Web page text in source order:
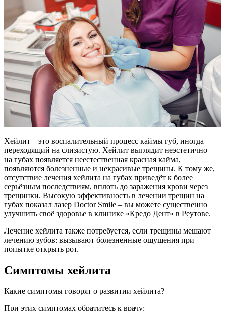
Хейлит – это воспалительный процесс каймы губ, иногда
переходящий на слизистую. Хейлит выглядит неэстетично –
на губах появляется неестественная красная кайма,
появляются болезненные и некрасивые трещины. К тому же,
отсутствие лечения хейлита на губах приведёт к более
серьёзным последствиям, вплоть до заражения крови через
трещинки. Высокую эффективность в лечении трещин на
губах показал лазер Doctor Smile – вы можете существенно
улучшить своё здоровье в клинике «Кредо Дент» в Реутове.
Лечение хейлита также потребуется, если трещины мешают
лечению зубов: вызывают болезненные ощущения при
попытке открыть рот.
Симптомы хейлита
Какие симптомы говорят о развитии хейлита?
При этих симптомах обратитесь к врачу: